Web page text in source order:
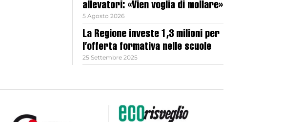
allevatori: «Vien voglia di mollare»
5 Agosto 2026
La Regione investe 1,3 milioni per
l’offerta formativa nelle scuole
25 Settembre 2025